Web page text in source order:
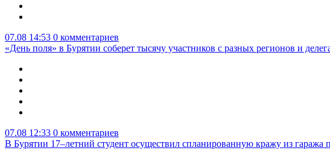
07.08 14:53 0 комментариев
«День поля» в Бурятии соберет тысячу участников с разных регионов и
07.08 12:33 0 комментариев
В Бурятии 17–летний студент осуществил спланированную кражу из гаража